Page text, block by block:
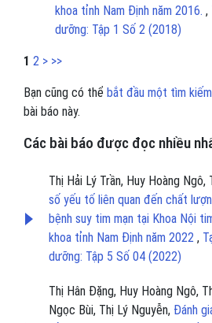
khoa tỉnh Nam Định năm 2016. ,
dưỡng: Tập 1 Số 2 (2018)
1 2 > >>
Bạn cũng có thể bắt đầu một tìm
bài báo này.
Các bài báo được đọc nhiều
Thị Hải Lý Trần, Huy Hoàng Ngô,
số yếu tố liên quan đến chất
bệnh suy tim mạn tại Khoa Nội
khoa tỉnh Nam Định năm 2022 ,
dưỡng: Tập 5 Số 04 (2022)
Thị Hân Đặng, Huy Hoàng Ngô,
Ngọc Bùi, Thị Lý Nguyễn, Đánh